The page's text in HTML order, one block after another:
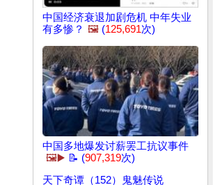
中国经济衰退加剧危机 中年失业
有多惨？ 🖼️ (125,691次)
中国多地爆发讨薪罢工抗议事件
🖼️▶️ 📝 (907,319次)
天下奇谭（152）鬼魅传说